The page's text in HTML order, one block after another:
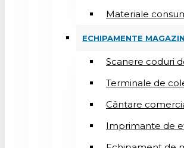
Materiale
ECHIPAMENTE MAGAZIN
Scanere coduri
Terminale de
Cântare
Imprimante de